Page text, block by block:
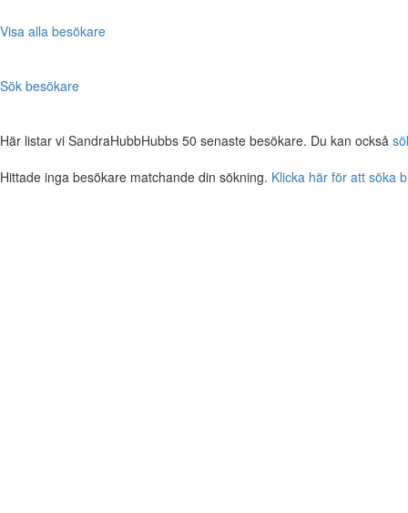
Visa alla besökare
Sök besökare
Här listar vi SandraHubbHubbs 50 senaste besökare. Du kan också
Hittade inga besökare matchande din sökning. Klicka här för att söka